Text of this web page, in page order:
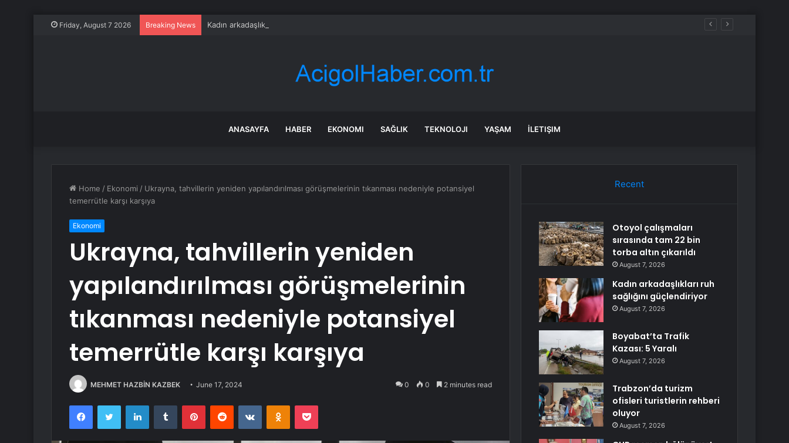
Friday, August 7 2026 Breaking News Kadın arkadaşlıkları ruh sağlığını güçlendiriyor
ANASAYFA HABER EKONOMI SAĞLIK TEKNOLOJI YAŞAM İLETIŞIM
Home / Ekonomi / Ukrayna, tahvillerin yeniden yapılandırılması görüşmelerinin tıkanması nedeniyle potansiyel
temerrütle karşı karşıya
Ekonomi
Ukrayna, tahvillerin yeniden
yapılandırılması görüşmelerinin
tıkanması nedeniyle potansiyel
temerrütle karşı karşıya
MEHMET HAZBİN KAZBEK June 17, 2024 0 0 2 minutes read
FacebookTwitter LinkedInTumblr PinterestReddit VKontakteOdnoklassniki
Pocket
Recent
Otoyol çalışmaları
sırasında tam 22 bin
torba altın çıkarıldı
August 7, 2026
Kadın arkadaşlıkları ruh
sağlığını güçlendiriyor
August 7, 2026
Boyabat’ta Trafik
Kazası: 5 Yaralı
August 7, 2026
Trabzon’da turizm
ofisleri turistlerin rehberi
oluyor
August 7, 2026